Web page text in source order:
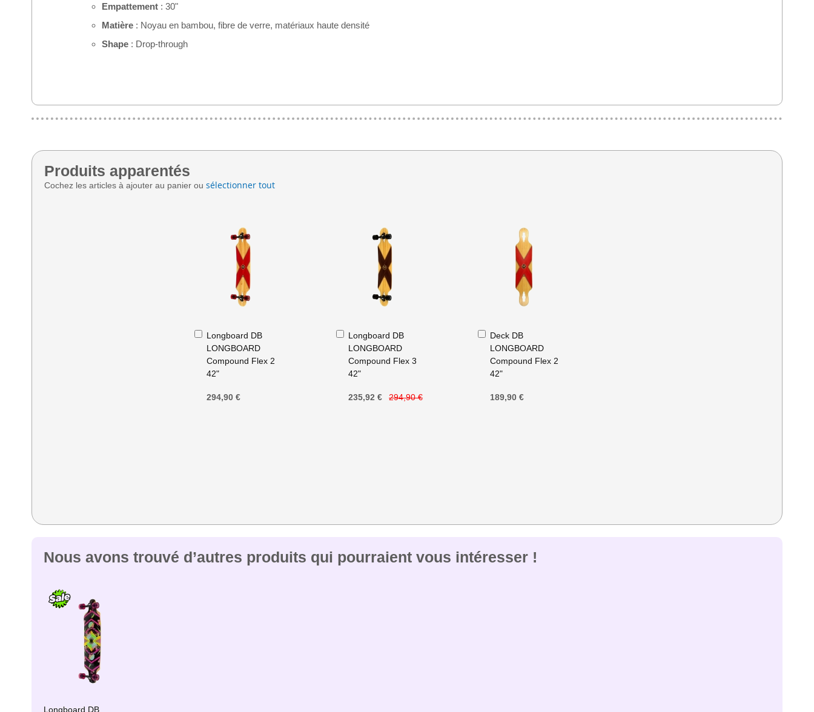
Empattement : 30"
Matière : Noyau en bambou, fibre de verre, matériaux haute densité
Shape : Drop-through
Produits apparentés
Cochez les articles à ajouter au panier ou sélectionner tout
Longboard DB
LONGBOARD
Compound Flex 2
42"
294,90 €
Ajouter
au
panier
Longboard DB
LONGBOARD
Compound Flex 3
42"
235,92 € 294,90 €
Ajouter
au
panier
Deck DB
LONGBOARD
Compound Flex 2
42"
189,90 €
Ajouter
au
panier
Nous avons trouvé d’autres produits qui pourraient vous intéresser !
Longboard DB